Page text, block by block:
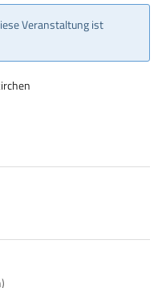
Veranstaltung ist